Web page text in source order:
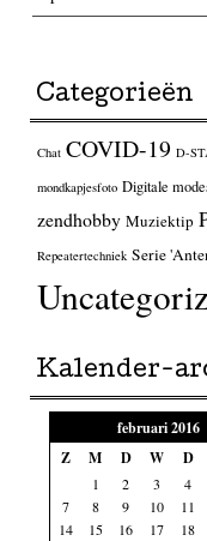
Categorieën
Chat COVID-19 D-
mondkapjesfoto Digitale
zendhobby Muziektip
Repeatertechniek Serie
Kalender-
februari 2016
Z
M D W D
1 2 3 4
7
8 9 10 11
14
15 16 17 18